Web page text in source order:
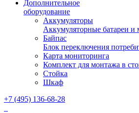
Дополнительное
оборудование
Аккумуляторы
Аккумуляторные батареи и
Байпас
Блок переключения
Карта мониторинга
Комплект для монтажа в
Стойка
Шкаф
+7 (495) 136-68-28